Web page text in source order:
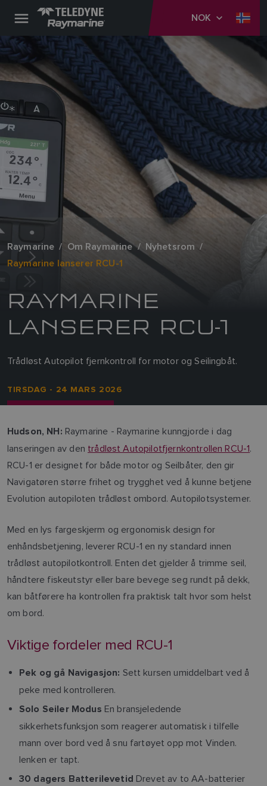
NOK
Raymarine Om Raymarine
Nyhetsrom
Raymarine lanserer RCU-1
RAYMARINE
LANSERER RCU-1
Trådløst Autopilot fjernkontroll for motor og Seilingbåt.
TIRSDAG - 24 MARS 2026
Hudson, NH: Raymarine - Raymarine kunngjorde i dag
lanseringen av den trådløst Autopilotfjernkontrollen RCU-1.
RCU-1 er designet for både motor og Seilbåter, den gir
Navigatøren større frihet og trygghet ved å kunne betjene
Evolution autopiloten trådløst ombord. Autopilotsystemer.
Med en lys fargeskjerm og ergonomisk design for
enhåndsbetjening, leverer RCU-1 en ny standard innen
trådløst autopilotkontroll. Enten det gjelder å trimme seil,
håndtere fiskeutstyr eller bare bevege seg rundt på dekk,
kan båtførere ha kontrollen fra praktisk talt hvor som helst
om bord.
Viktige fordeler med RCU-1
Pek og gå Navigasjon: Sett kursen umiddelbart ved å
peke med kontrolleren.
Solo Seiler Modus En bransjeledende
sikkerhetsfunksjon som reagerer automatisk i tilfelle
mann over bord ved å snu fartøyet opp mot Vinden.
lenken er tapt.
30 dagers Batterilevetid Drevet av to AA-batterier